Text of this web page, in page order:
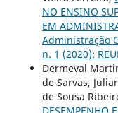
NO ENSINO
EM
Administração
n. 1 (2020):
Dermeval
de Sarvas,
de Sousa